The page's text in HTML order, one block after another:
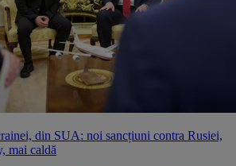
din SUA: noi sancțiuni contra Rusiei,
mai caldă